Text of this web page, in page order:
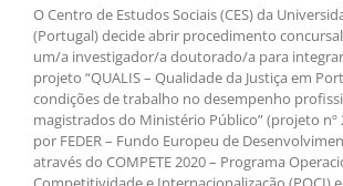
O Centro de Estudos Sociais (CES) da
(Portugal) decide abrir procedimento
um/a investigador/a doutorado/a para
projeto “QUALIS – Qualidade da Justiça em
condições de trabalho no desempenho
magistrados do Ministério Público” (projeto nº
por FEDER – Fundo Europeu de
através do COMPETE 2020 – Programa